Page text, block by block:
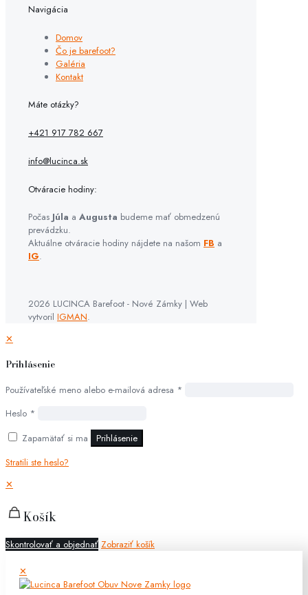
Navigácia
Domov
Čo je barefoot?
Galéria
Kontakt
Máte otázky?
+421 917 782 667
info@lucinca.sk
Otváracie hodiny:
Počas Júla a Augusta budeme mať obmedzenú
prevádzku.
Aktuálne otváracie hodiny nájdete na našom FB a
IG.
2026 LUCINCA Barefoot - Nové Zámky | Web
vytvoril IGMAN.
✕
Prihlásenie
Používateľské meno alebo e-mailová adresa *
Heslo *
Zapamätať si ma
Prihlásenie
Stratili ste heslo?
✕
Košík
Skontrolovať a objednať Zobraziť košík
✕